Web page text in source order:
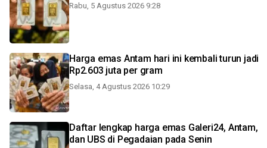
Rabu, 5 Agustus 2026 9:28
Harga emas Antam hari ini kembali turun jadi
Rp2.603 juta per gram
Selasa, 4 Agustus 2026 10:29
Daftar lengkap harga emas Galeri24, Antam,
dan UBS di Pegadaian pada Senin